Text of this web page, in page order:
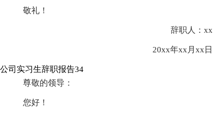
敬礼！
辞职人：xx
20xx年xx月xx日
公司实习生辞职报告34
尊敬的领导：
您好！